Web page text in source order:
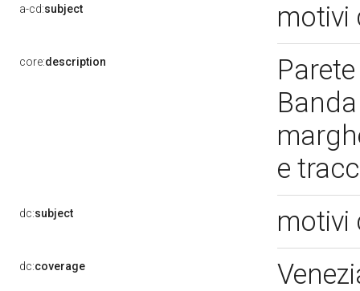
a-cd:subject motivi
core:description
e
dc:subject motivi
dc:coverage